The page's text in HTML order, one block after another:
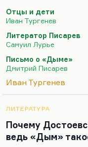
Эти реформы,
было крайне
портрет нового
видел всю фальшь
огромное
Кукшиных,
пошляки эти.
небольшой
Отцы и дети
Иван Тургенев
Литератор Писарев
Самуил Лурье
Письмо о «Дыме»
Дмитрий Писарев
Иван Тургенев
ЛИТЕРАТУРА
Почему
ведь «Дым»